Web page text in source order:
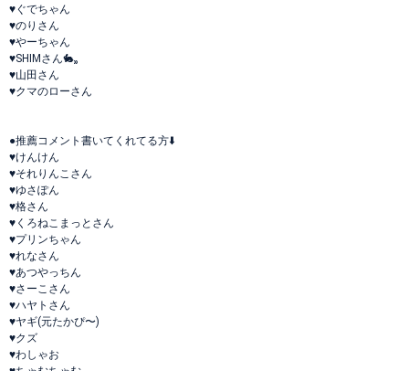
♥ぐでちゃん
♥のりさん
♥やーちゃん
♥SHIMさん🐇⸒⸒
♥山田さん
♥クマのローさん
●推薦コメント書いてくれてる方⬇️
♥けんけん
♥それりんこさん
♥ゆさぽん
♥格さん
♥くろねこまっとさん
♥プリンちゃん
♥れなさん
♥あつやっちん
♥さーこさん
♥ハヤトさん
♥ヤギ(元たかぴ〜)
♥クズ
♥わしゃお